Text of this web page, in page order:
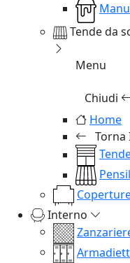
Tende da
Menu
Chiudi
Home
Torna
Interno